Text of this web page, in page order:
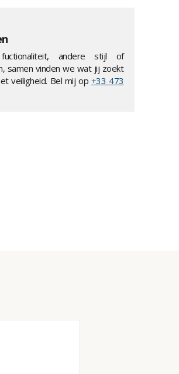
fuctionaliteit, andere stijl of
samen vinden we wat jij zoekt
veiligheid. Bel mij op +33 473